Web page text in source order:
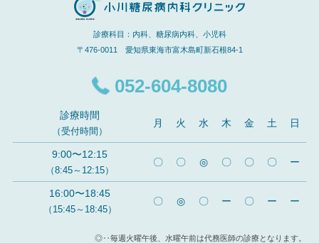
診療科目：内科、糖尿病内科、小児科
〒476-0011 愛知県東海市富木島町新石根84-1
052-604-8080
診療時間
（受付時間）
月 火 水 木 金 土 日
9:00〜12:15
（8:45～12:15）
〇 〇 ◎ 〇 〇 〇 ー
16:00〜18:45
（15:45～18:45）
〇 ◎ 〇 ー 〇 ー ー
◎‥毎週火曜午後、水曜午前は代務医師の診療となります。